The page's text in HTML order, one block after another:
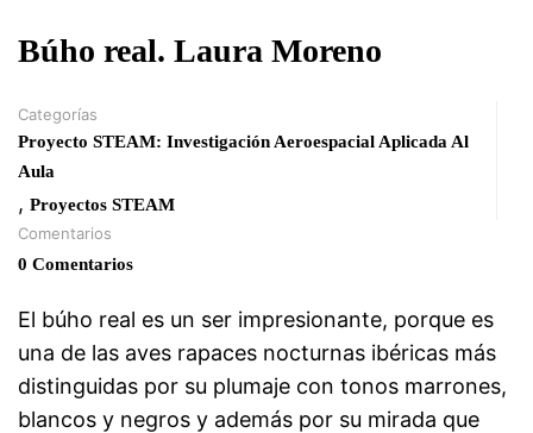
Búho real. Laura Moreno
Categorías
Proyecto STEAM: Investigación Aeroespacial Aplicada Al
Aula
, Proyectos STEAM
Comentarios
0 Comentarios
El búho real es un ser impresionante, porque es
una de las aves rapaces nocturnas ibéricas más
distinguidas por su plumaje con tonos marrones,
blancos y negros y además por su mirada que